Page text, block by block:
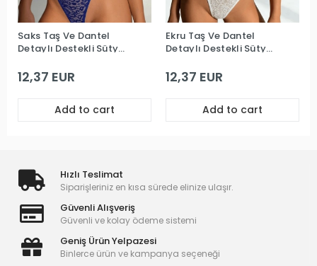
Saks Taş Ve Dantel
Detaylı Destekli Sütyen
12,37 EUR
Add to cart
Ekru Taş Ve Dantel
Detaylı Destekli Sütyen
12,37 EUR
Add to cart
Hızlı Teslimat
Siparişleriniz en kısa sürede elinize ulaşır.
Güvenli Alışveriş
Güvenli ve kolay ödeme sistemi
Geniş Ürün Yelpazesi
Binlerce ürün ve kampanya seçeneği